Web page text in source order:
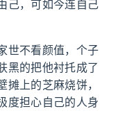
己，可如今连自己
世不看颜值，个子
黑的把他衬托成了
上的芝麻烧饼，
度担心自己的人身